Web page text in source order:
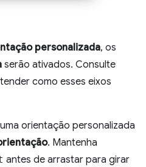
personalizada, os
serão ativados. Consulte
como esses eixos
orientação personalizada
. Mantenha
antes de arrastar para girar